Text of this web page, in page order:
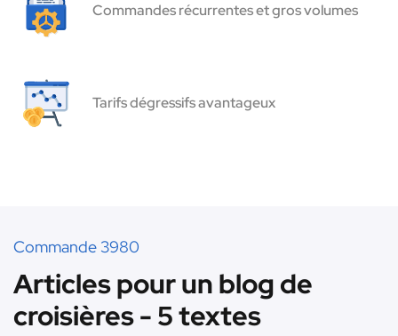
Commandes récurrentes et gros volumes
Tarifs dégressifs avantageux
Commande 3980
Articles pour un blog de
croisières - 5 textes